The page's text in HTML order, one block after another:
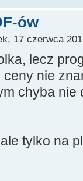
ów
17 czerwca
lecz
nie
chyba nie
tylko na